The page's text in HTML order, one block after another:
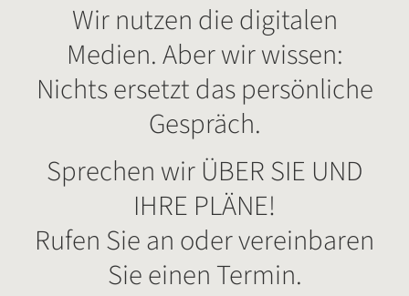
Wir nutzen die digitalen
Medien. Aber wir wissen:
Nichts ersetzt das persönliche
Gespräch.
Sprechen wir ÜBER SIE UND
IHRE PLÄNE!
Rufen Sie an oder vereinbaren
Sie einen Termin.